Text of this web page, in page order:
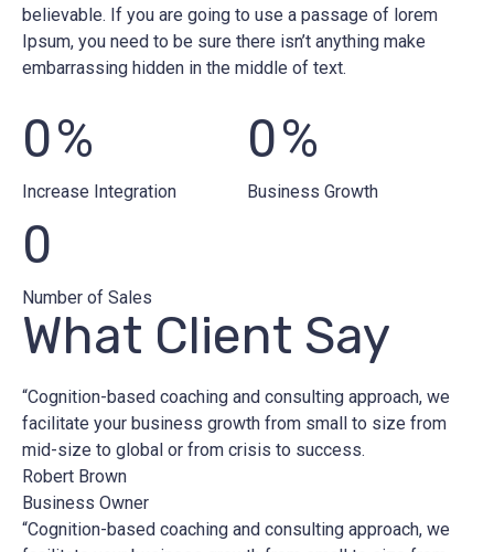
believable. If you are going to use a passage of lorem
Ipsum, you need to be sure there isn’t anything make
embarrassing hidden in the middle of text.
0%
Increase Integration
0%
Business Growth
0
Number of Sales
What Client Say
“Cognition-based coaching and consulting approach, we
facilitate your business growth from small to size from
mid-size to global or from crisis to success.
Robert Brown
Business Owner
“Cognition-based coaching and consulting approach, we